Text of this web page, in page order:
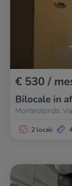
€ 530 /
Bilocale in
Monterotondo,
2 locali